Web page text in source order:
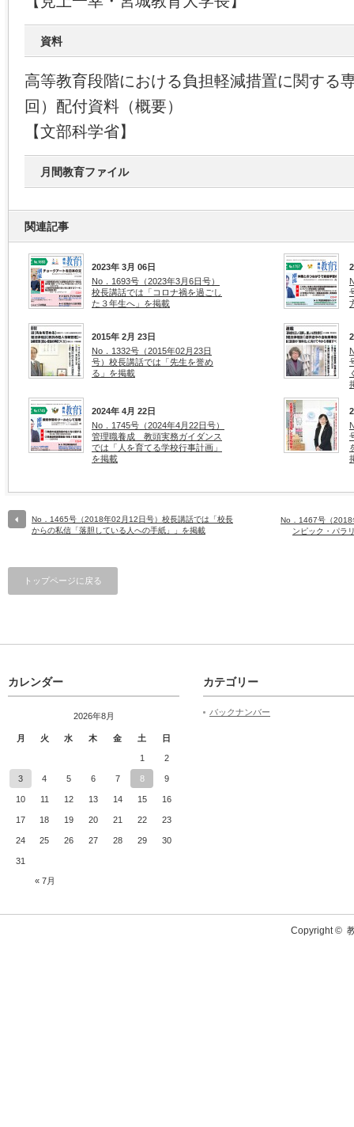
資料
高等教育段階における負担軽減措置に関する
回）配付資料（概要）
【文部科学省】
月間教育ファイル
関連記事
2023年 3月 06日
No．1693号（2023年3月6日号）
校長講話では「コロナ禍を過ごし
た３年生へ」を掲載
2015年 2月 23日
No．1332号（2015年02月23日
号）校長講話では「先生を誉め
る」を掲載
2024年 4月 22日
No．1745号（2024年4月22日号）
管理職養成 教頭実務ガイダンス
では「人を育てる学校行事計画」
を掲載
No．1465号（2018年02月12日号）校長講話では「校長
からの私信「落胆している人への手紙」」を掲載
No．1467号（2018
ンピック・パラ
トップページに戻る
カレンダー
2026年8月
月 火 水 木 金 土 日
« 7月
1 2
3 4 5 6 7 8 9
10 11 12 13 14 15 16
17 18 19 20 21 22 23
24 25 26 27 28 29 30
31
カテゴリー
バックナンバー
Copyright ©